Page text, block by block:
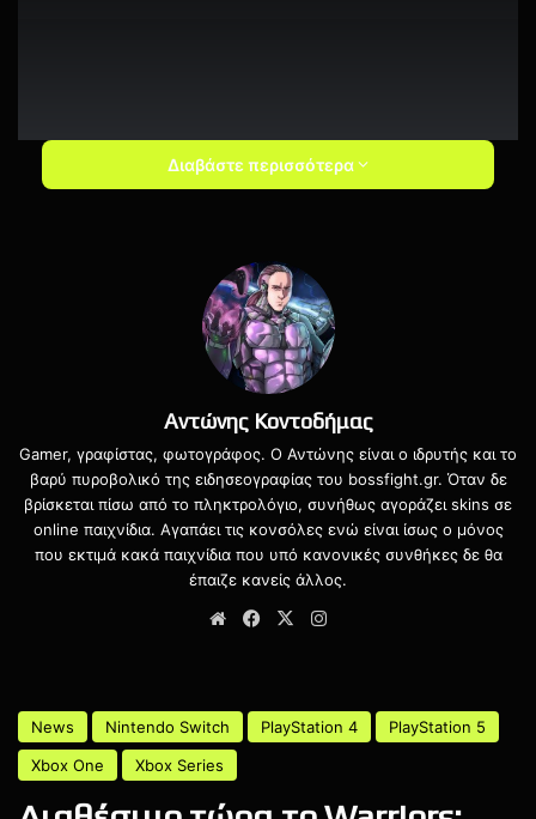
Από την άλλη, το story trailer εισάγει τον πρωταγωνιστή
Jacob Diaz, έναν πρώην στρατιώτη με ένα μυστηριώδες
εγκεφαλικό εμφύτευμα, ο οποίος πάσχει από απώλεια
μνήμης και περίεργα flashbacks. Καθώς μπλέκεται σε
επικίνδυνες αποστολές, ανακαλύπτει μια συνωμοσία
γεμάτη τεχνητή νοημοσύνη, στρατιωτικά πειράματα και
πολιτική διαφθορά.
Το MindsEye αναπτύσσεται στη μηχανή γραφικών
Everywhere Engine και αναμένεται να κυκλοφορήσει
Διαβάστε περισσότερα
Αντώνης Κοντοδήμας
Gamer, γραφίστας, φωτογράφος. Ο Αντώνης είναι ο ιδρυτής και το
βαρύ πυροβολικό της ειδησεογραφίας του bossfight.gr. Όταν δε
βρίσκεται πίσω από το πληκτρολόγιο, συνήθως αγοράζει skins σε
online παιχνίδια. Αγαπάει τις κονσόλες ενώ είναι ίσως ο μόνος
που εκτιμά κακά παιχνίδια που υπό κανονικές συνθήκες δε θα
έπαιζε κανείς άλλος.
WebsiteFacebook
X